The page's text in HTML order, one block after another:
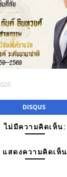
DISQUS
ไม่มีความคิดเห็น:
แสดงความคิดเห็น